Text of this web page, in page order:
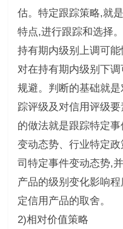
估。特定跟踪策略,就
特点,进行跟踪和选择
持有期内级别上调可
对在持有期内级别下
规避。判断的基础就
踪评级及对信用评级
的做法就是跟踪特定
变动态势、行业特定
司特定事件变动态势,
产品的级别变化影响
定信用产品的取舍。
2)相对价值策略